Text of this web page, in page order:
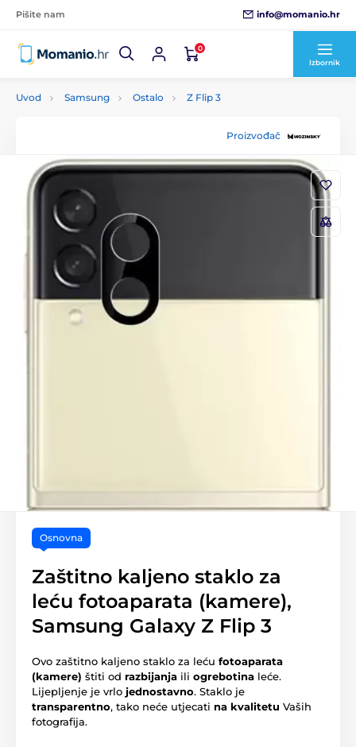
Pišite nam info@momanio.hr
0
Izbornik
Uvod Samsung Ostalo Z Flip 3
Proizvođač
Osnovna
Zaštitno kaljeno staklo za
leću fotoaparata (kamere),
Samsung Galaxy Z Flip 3
Ovo zaštitno kaljeno staklo za leću fotoaparata
(kamere) štiti od razbijanja ili ogrebotina leće.
Lijepljenje je vrlo jednostavno. Staklo je
transparentno, tako neće utjecati na kvalitetu Vaših
fotografija.